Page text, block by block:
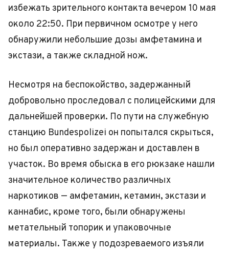
избежать зрительного контакта вечером 10 мая
около 22:50. При первичном осмотре у него
обнаружили небольшие дозы амфетамина и
экстази, а также складной нож.
Несмотря на беспокойство, задержанный
добровольно проследовал с полицейскими для
дальнейшей проверки. По пути на служебную
станцию Bundespolizei он попытался скрыться,
но был оперативно задержан и доставлен в
участок. Во время обыска в его рюкзаке нашли
значительное количество различных
наркотиков — амфетамин, кетамин, экстази и
каннабис, кроме того, были обнаружены
метательный топорик и упаковочные
материалы. Также у подозреваемого изъяли